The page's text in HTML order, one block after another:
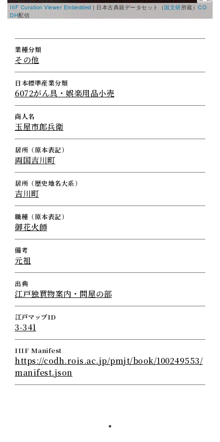
IIIF Curation Viewer Embedded | 日本古典籍データセット（国文研所蔵） CO
DH配信
業種分類
その他
日本標準産業分類
6072がん具・娯楽用品小売
商人名
玉屋市郎兵衛
居所（原本表記）
両国吉川町
居所（歴史地名大系）
吉川町
職種（原本表記）
御花火師
備考
元祖
出典
江戸独買物案内・問屋の部
江戸マップID
3-341
IIIF Manifest
https://codh.rois.ac.jp/pmjt/book/100249553/
manifest.json